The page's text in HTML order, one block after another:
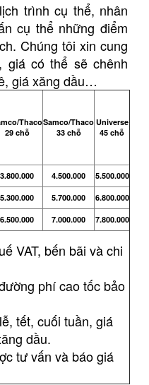
trình cụ thể, nhân
cụ thể những điểm
Chúng tôi xin cung
giá có thể sẽ chênh
giá xăng dầu…
Thaco
29 chỗ
Samco/Thaco
33 chỗ
Universe
45 chỗ
3.800.000 4.500.000
5.500.000
5.300.000 5.700.000
6.800.000
6.500.000 7.000.000
7.800.000
VAT, bến bãi và chi
phí cao tốc bảo
tết, cuối tuần, giá
dầu.
tư vấn và báo giá